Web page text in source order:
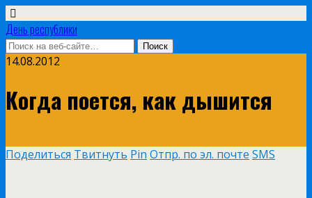
День республики
14.08.2012
Когда поется, как дышится
Поделиться Твитнуть Pin Отпр. по эл. почте SMS